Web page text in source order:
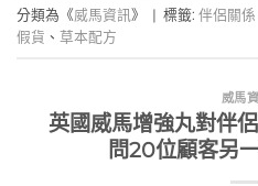
分類為《威馬資訊 》 | 標籤: 伴侶關係
假貨 、 草本配方
威馬
英國威馬增強丸對伴
問20位顧客另